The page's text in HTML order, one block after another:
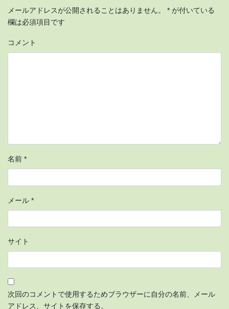
メールアドレスが公開されることはありません。 * が付いている
欄は必須項目です
コメント
名前 *
メール *
サイト
次回のコメントで使用するためブラウザーに自分の名前、メール
アドレス、サイトを保存する。